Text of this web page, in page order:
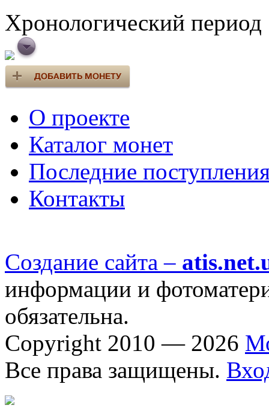
Хронологический период
О проекте
Каталог монет
Последние
Контакты
Создание сайта –
информации и
обязательна.
Copyright 2010 — 2026
Все права защищены.